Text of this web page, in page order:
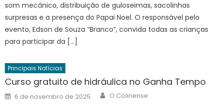
som mecânico, distribuição de guloseimas, sacolinhas
surpresas e a presença do Papai Noel. O responsável pelo
evento, Edson de Souza “Branco”, convida todas as crianças
para participar da […]
Principais Notícias
Curso gratuito de hidráulica no Ganha Tempo
Posted
on
6 de novembro de 2025 Author
O Colinense